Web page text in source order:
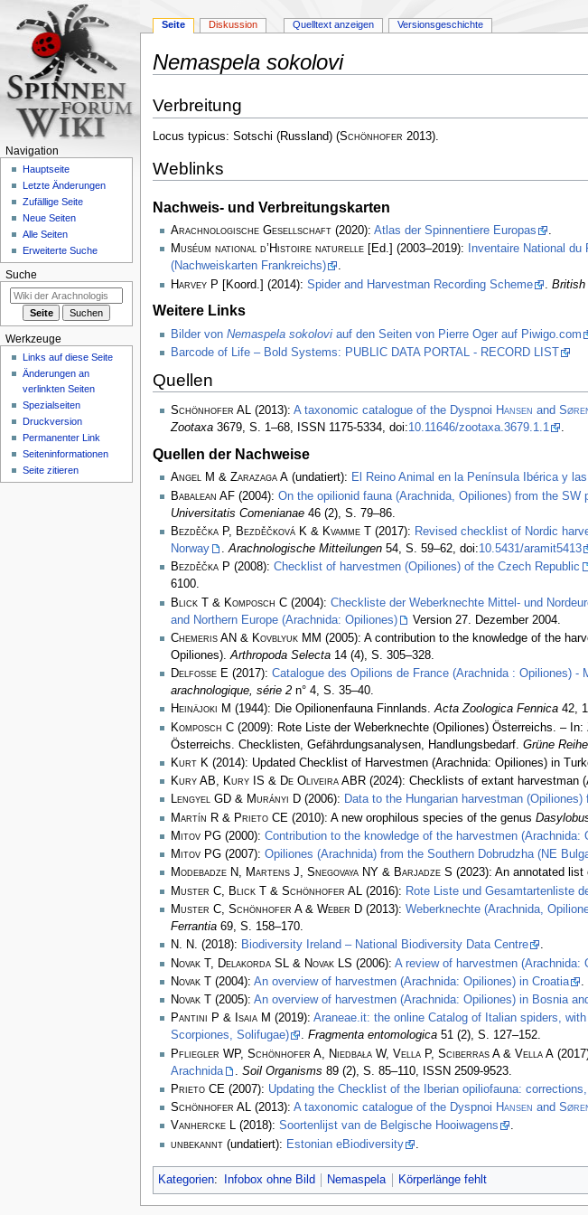
Nemaspela sokolovi
Navigation
springen
Suche
springen
Verbreitung
Locus typicus: Sotschi (Russland) (Schönhofer 2013).
Weblinks
Nachweis- und Verbreitungskarten
Arachnologische Gesellschaft(2020): Atlas der Spinnentiere Europas
.
Muséum national d’Histoire naturelle[Ed.] (2003–2019):
Inventaire National
(Nachweiskarten Frankreichs)
.
Harvey P [Koord.] (2014): Spider and Harvestman Recording Scheme British
Weitere Links
Bilder von Nemaspela sokoloviauf den Seiten von Pierre Oger auf Piwigo.com
Barcode of Life – Bold Systems: PUBLIC DATA PORTAL - RECORD LIST
Quellen
Schönhofer AL(2013): A taxonomic catalogue of the Dyspnoi Hansen and
Zootaxa3679, S. 1–68, ISSN 1175-5334, doi:10.11646/zootaxa.3679.1.1 .
Quellen der Nachweise
Angel M & Zarazaga A(undatiert): El Reino Animal en la Península Ibérica y
Babalean AF(2004): On the opilionid fauna (Arachnida, Opiliones) from the SW
Universitatis Comenianae46 (2), S. 79–86.
Bezděčka P, Bezděčková K & Kvamme T
(2017): Revised checklist of Nordic
Norway
.Arachnologische Mitteilungen54, S. 59–62, doi:10.5431/aramit5413
Bezděčka P (2008): Checklist of harvestmen (Opiliones) of the Czech Republic
6100.
Blick T & Komposch C(2004): Checkliste der Weberknechte Mittel- und
and Northern Europe (Arachnida: Opiliones)
Version 27. Dezember 2004.
Chemeris AN & Kovblyuk MM (2005): A contribution to the knowledge of the
Opiliones). Arthropoda Selecta14 (4), S. 305–328.
Delfosse E(2017): Catalogue des Opilions de France (Arachnida : Opiliones) -
arachnologique, série 2n° 4, S. 35–40.
Heinäjoki M (1944): Die Opilionenfauna Finnlands.Acta Zoologica Fennica42,
Komposch C(2009): Rote Liste der Weberknechte (Opiliones) Österreichs. – In:
Österreichs. Checklisten, Gefährdungsanalysen, Handlungsbedarf. Grüne
Kurt K(2014): Updated Checklist of Harvestmen (Arachnida: Opiliones) in
Kury AB, Kury IS & De Oliveira ABR(2024): Checklists of extant harvestman
Lengyel GD & Murányi D(2006): Data to the Hungarian harvestman (Opiliones)
Martín R & Prieto CE (2010): A new orophilous species of the genus
Mitov PG(2000): Contribution to the knowledge of the harvestmen (Arachnida:
Mitov PG(2007): Opiliones (Arachnida) from the Southern Dobrudzha (NE
Modebadze N, Martens J, Snegovaya NY & Barjadze S (2023): An annotated
Muster C, Blick T & Schönhofer AL
(2016): Rote Liste und Gesamtartenliste
Muster C, Schönhofer A & Weber D(2013): Weberknechte (Arachnida,
Ferrantia69, S. 158–170.
N. N. (2018): Biodiversity Ireland – National Biodiversity Data Centre
.
Novak T, Delakorda SL & Novak LS (2006): A review of harvestmen (Arachnida:
Novak T(2004): An overview of harvestmen (Arachnida: Opiliones) in Croatia
Novak T
(2005): An overview of harvestmen (Arachnida: Opiliones) in Bosnia
Pantini P & Isaia M (2019): Araneae.it: the online Catalog of Italian spiders,
Scorpiones, Solifugae)
. Fragmenta entomologica51 (2), S. 127–152.
Pfliegler WP, Schönhofer A, Niedbała W, Vella P, Sciberras A & Vella A
Arachnida
Soil Organisms 89 (2), S. 85–110, ISSN 2509-9523.
Prieto CE(2007): Updating the Checklist of the Iberian opiliofauna:
Schönhofer AL(2013): A taxonomic catalogue of the Dyspnoi Hansen and
Vanhercke L(2018): Soortenlijst van de Belgische Hooiwagens
.
unbekannt(undatiert): Estonian eBiodiversity
Kategorien: Infobox ohne Bild Nemaspela Körperlänge fehlt
Seite Diskussion Quelltext anzeigen Versionsgeschichte
Navigation
Hauptseite
Letzte Änderungen
Zufällige Seite
Neue Seiten
Alle Seiten
Erweiterte Suche
Suche
Werkzeuge
Links auf diese Seite
Änderungen an
verlinkten Seiten
Spezialseiten
Druckversion
Permanenter Link
Seiten­­informationen
Seite zitieren